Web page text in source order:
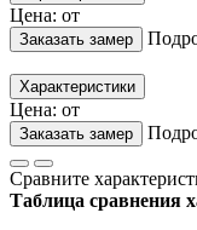
Цена: от
Заказать замер
Характеристики
Цена: от
Заказать замер
Сравните
Таблица сравнения